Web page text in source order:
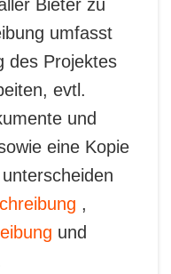
Bieter zu
umfasst
des Projektes
evtl.
und
eine Kopie
,
und